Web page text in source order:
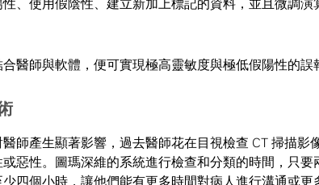
醫師與軟體，便可實現極高靈敏度與極低假陽性的誤
師產生顯著影響，過去醫師花在目視檢查 CT 掃描影
惡性。圖瑪深維的系統進行檢查和分類的時間，只
四個小時，讓他們能有更多時間對病人進行溝通或更